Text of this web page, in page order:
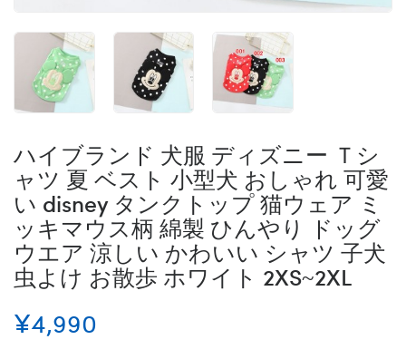
ハイブランド 犬服 ディズニー Ｔシ
ャツ 夏 ベスト 小型犬 おしゃれ 可愛
い disney タンクトップ 猫ウェア ミ
ッキマウス柄 綿製 ひんやり ドッグ
ウエア 涼しい かわいい シャツ 子犬
虫よけ お散歩 ホワイト 2XS~2XL
¥4,990